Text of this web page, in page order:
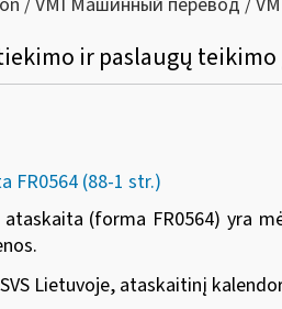
ir paslaugų teikimo į
FR0564 (88-1 str.)
(forma FR0564) yra
Lietuvoje, ataskaitinį